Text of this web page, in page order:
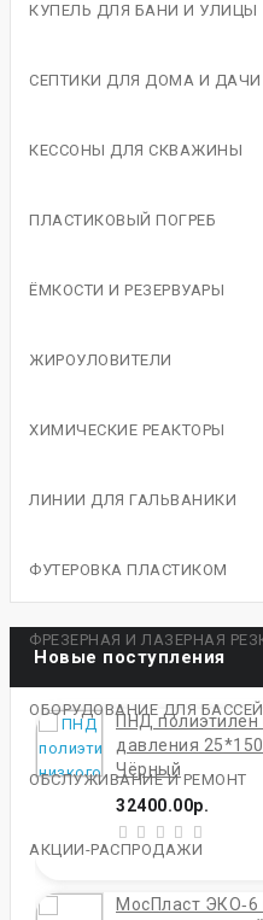
КУПЕЛЬ ДЛЯ БАНИ И УЛИЦЫ
СЕПТИКИ ДЛЯ ДОМА И ДАЧИ
КЕССОНЫ ДЛЯ СКВАЖИНЫ
ПЛАСТИКОВЫЙ ПОГРЕБ
ЁМКОСТИ И РЕЗЕРВУАРЫ
ЖИРОУЛОВИТЕЛИ
ХИМИЧЕСКИЕ РЕАКТОРЫ
ЛИНИИ ДЛЯ ГАЛЬВАНИКИ
ФУТЕРОВКА ПЛАСТИКОМ
ФРЕЗЕРНАЯ И ЛАЗЕРНАЯ
ОБОРУДОВАНИЕ ДЛЯ
ОБСЛУЖИВАНИЕ И РЕМОНТ
АКЦИИ-РАСПРОДАЖИ
Новые поступления
ПНД полиэтилен
давления
Чёрный
32400.00р.
МосПласт ЭКО‑6